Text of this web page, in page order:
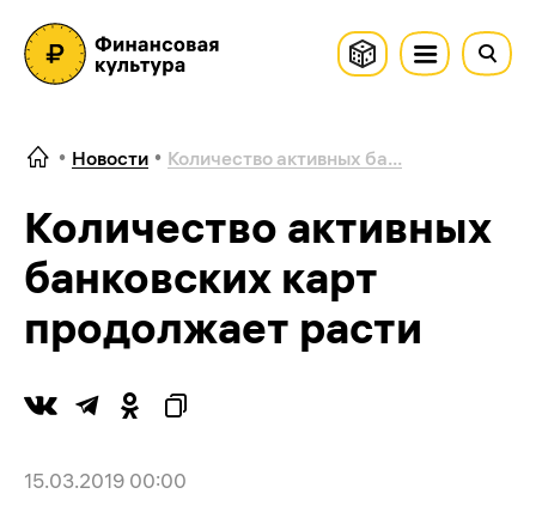
Новости Количество активных ба...
Количество активных
банковских карт
продолжает расти
15.03.2019 00:00